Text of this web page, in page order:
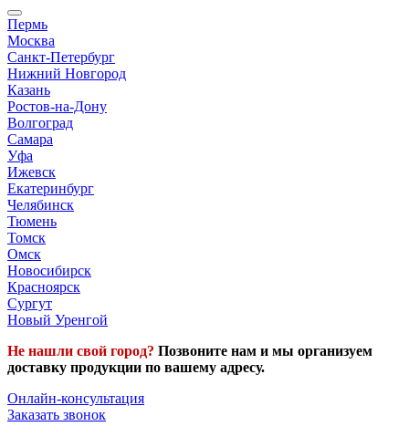
Пермь
Москва
Санкт-Петербург
Нижний Новгород
Казань
Ростов-на-Дону
Волгоград
Самара
Уфа
Ижевск
Екатеринбург
Челябинск
Тюмень
Томск
Омск
Новосибирск
Красноярск
Сургут
Новый Уренгой
Не нашли свой город? Позвоните нам и мы организуем
доставку продукции по вашему адресу.
Онлайн-консультация
Заказать звонок